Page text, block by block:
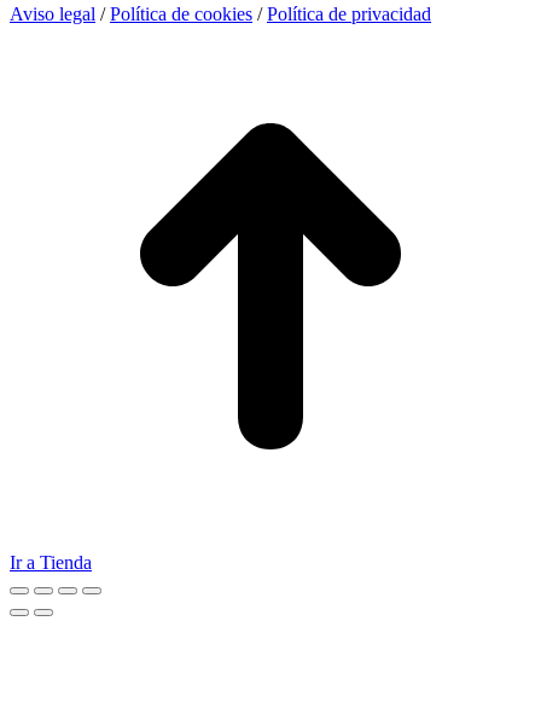
Aviso legal /Política de cookies /Política de privacidad
Ir a Tienda